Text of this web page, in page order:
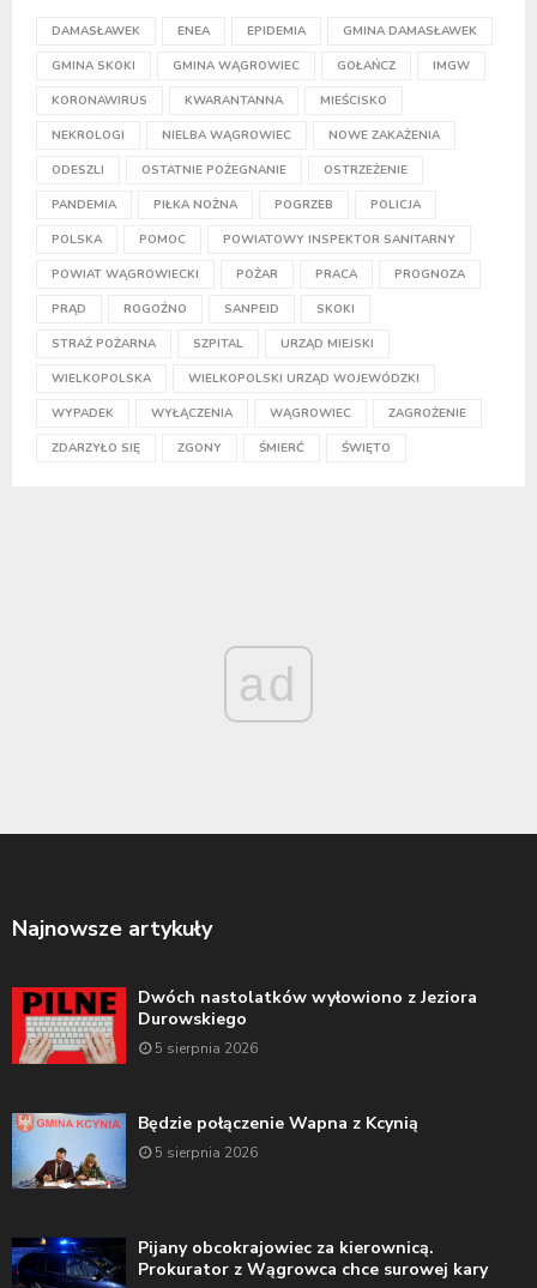
DAMASŁAWEK ENEA EPIDEMIA GMINA DAMASŁAWEK
GMINA SKOKI GMINA WĄGROWIEC GOŁAŃCZ IMGW
KORONAWIRUS KWARANTANNA MIEŚCISKO
NEKROLOGI NIELBA WĄGROWIEC NOWE ZAKAŻENIA
ODESZLI OSTATNIE POŻEGNANIE OSTRZEŻENIE
PANDEMIA PIŁKA NOŻNA POGRZEB POLICJA
POLSKA POMOC POWIATOWY INSPEKTOR SANITARNY
POWIAT WĄGROWIECKI POŻAR PRACA PROGNOZA
PRĄD ROGOŹNO SANPEID SKOKI
STRAŻ POŻARNA SZPITAL URZĄD MIEJSKI
WIELKOPOLSKA WIELKOPOLSKI URZĄD WOJEWÓDZKI
WYPADEK WYŁĄCZENIA WĄGROWIEC ZAGROŻENIE
ZDARZYŁO SIĘ ZGONY ŚMIERĆ ŚWIĘTO
ad
Najnowsze artykuły
Dwóch nastolatków wyłowiono z Jeziora
Durowskiego
5 sierpnia 2026
Będzie połączenie Wapna z Kcynią
5 sierpnia 2026
Pijany obcokrajowiec za kierownicą.
Prokurator z Wągrowca chce surowej kary